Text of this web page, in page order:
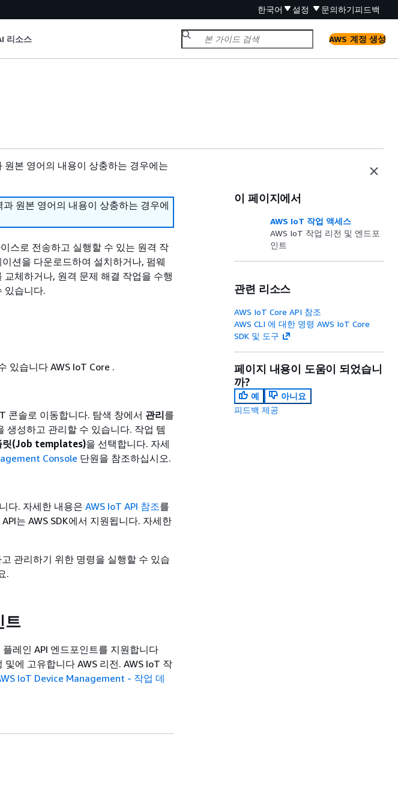
한국어 설정 문의하기피드백
리소스 AWS 계정 생성
본 영어의 내용이 상충하는 경우에는
원본 영어의 내용이 상충하는 경우에
스로 전송하고 실행할 수 있는 원격 작
션을 다운로드하여 설치하거나, 펌웨
체하거나, 원격 문제 해결 작업을 수행
있습니다.
있습니다 AWS IoT Core .
콘솔로 이동합니다. 탐색 창에서 관리를
생성하고 관리할 수 있습니다. 작업 템
릿(Job templates)을 선택합니다. 자세
Console 단원을 참조하십시오.
다. 자세한 내용은 AWS IoT API 참조를
는 AWS SDK에서 지원됩니다. 자세한
관리하기 위한 명령을 실행할 수 있습
.
트
레인 API 엔드포인트를 지원합니다
에 고유합니다 AWS 리전. AWS IoT 작
IoT Device Management - 작업 데
이 페이지에서
AWS IoT 작업 액세스
AWS IoT 작업 리전 및 엔드포
인트
관련 리소스
AWS IoT Core API 참조
AWS CLI 에 대한 명령 AWS IoT Core
SDK 및 도구
페이지 내용이 도움이 되었습니
까?
예
아니요
피드백 제공